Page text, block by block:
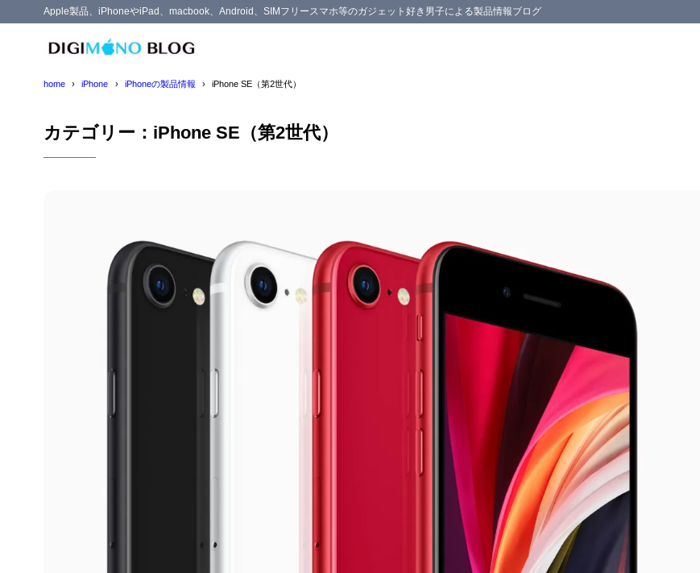
Apple製品、iPhoneやiPad、macbook、Android、SIMフリースマホ等のガジェット好き男子による製品情報ブログ
home iPhone iPhoneの製品情報 iPhone SE（第2世代）
カテゴリー：iPhone SE（第2世代）